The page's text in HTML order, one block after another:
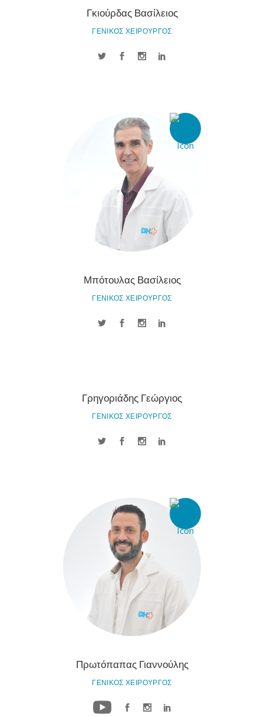
Γκιούρδας Βασίλειος
ΓΕΝΙΚΟΣ ΧΕΙΡΟΥΡΓΟΣ
Μπότουλας Βασίλειος
ΓΕΝΙΚΟΣ ΧΕΙΡΟΥΡΓΟΣ
Γρηγοριάδης Γεώργιος
ΓΕΝΙΚΟΣ ΧΕΙΡΟΥΡΓΟΣ
Πρωτόπαπας Γιαννούλης
ΓΕΝΙΚΟΣ ΧΕΙΡΟΥΡΓΟΣ